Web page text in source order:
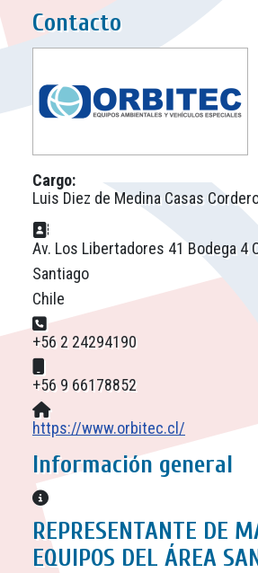
Contacto
Cargo:
Luis Diez de Medina Casas
Dirección postal:
Av. Los Libertadores 41 Bodega 4
Santiago
Chile
Teléfono:
+56 2 24294190
Móvil:
+56 9 66178852
Sitio web:
https://www.orbitec.cl/
Información general
Información general
REPRESENTANTE DE
EQUIPOS DEL ÁREA